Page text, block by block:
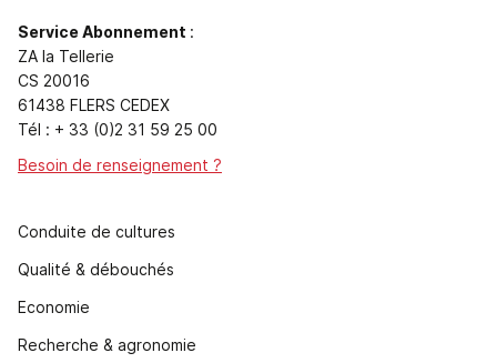
Service Abonnement :
ZA la Tellerie
CS 20016
61438 FLERS CEDEX
Tél : + 33 (0)2 31 59 25 00
Besoin de renseignement ?
Conduite de cultures
Qualité & débouchés
Economie
Recherche & agronomie